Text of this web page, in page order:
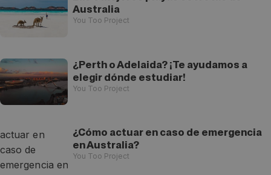
Australia
You Too Project
¿Perth o Adelaida? ¡Te ayudamos a
elegir dónde estudiar!
You Too Project
¿Cómo actuar en caso de emergencia
en Australia?
You Too Project